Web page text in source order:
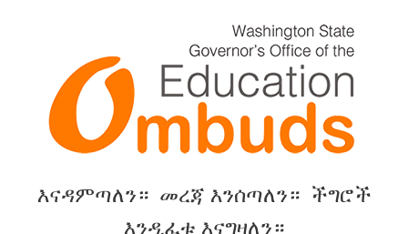
እናዳምጣለን። መረጃ እንሰጣለን። ችግሮች
እንዲፈቱ እናግዛለን።